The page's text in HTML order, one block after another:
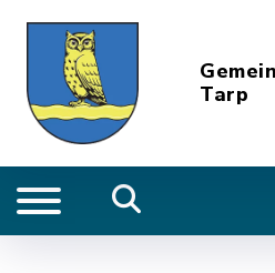
Tarp